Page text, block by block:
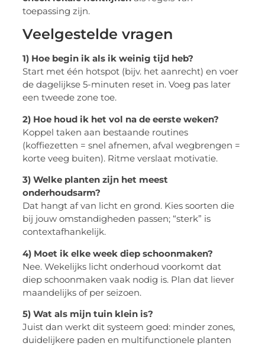
toepassing zijn.
Veelgestelde vragen
1) Hoe begin ik als ik weinig tijd heb?
Start met één hotspot (bijv. het aanrecht) en voer
de dagelijkse 5-minuten reset in. Voeg pas later
een tweede zone toe.
2) Hoe houd ik het vol na de eerste weken?
Koppel taken aan bestaande routines
(koffiezetten = snel afnemen, afval wegbrengen =
korte veeg buiten). Ritme verslaat motivatie.
3) Welke planten zijn het meest
onderhoudsarm?
Dat hangt af van licht en grond. Kies soorten die
bij jouw omstandigheden passen; “sterk” is
contextafhankelijk.
4) Moet ik elke week diep schoonmaken?
Nee. Wekelijks licht onderhoud voorkomt dat
diep schoonmaken vaak nodig is. Plan dat liever
maandelijks of per seizoen.
5) Wat als mijn tuin klein is?
Juist dan werkt dit systeem goed: minder zones,
duidelijkere paden en multifunctionele planten